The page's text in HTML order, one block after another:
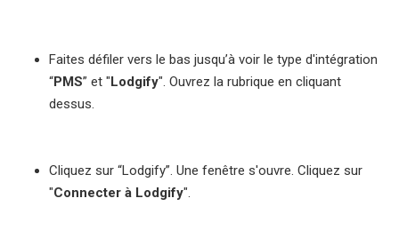
Faites défiler vers le bas jusqu’à voir le type d'intégration
“PMS” et "Lodgify". Ouvrez la rubrique en cliquant
dessus.
Cliquez sur “Lodgify”. Une fenêtre s'ouvre. Cliquez sur
"Connecter à Lodgify".